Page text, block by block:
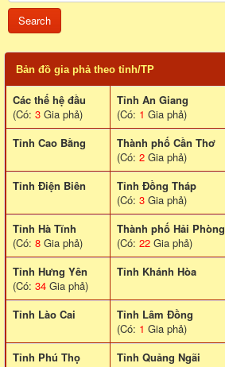
Bản đồ gia phả theo tỉnh/TP
Các thế hệ đầu
(Có: 3 Gia phả)
Tỉnh An Giang
(Có: 1 Gia phả)
Tỉnh Cao Bằng
Thành phố Cần Thơ
(Có: 2 Gia phả)
Tỉnh Điện Biên
Tỉnh Đồng Tháp
(Có: 3 Gia phả)
Tỉnh Hà Tĩnh
(Có: 8 Gia phả)
Thành phố Hải Phòng
(Có: 22 Gia phả)
Tỉnh Hưng Yên
(Có: 34 Gia phả)
Tỉnh Khánh Hòa
Tỉnh Lào Cai
Tỉnh Lâm Đồng
(Có: 1 Gia phả)
Tỉnh Phú Thọ
Tỉnh Quảng Ngãi